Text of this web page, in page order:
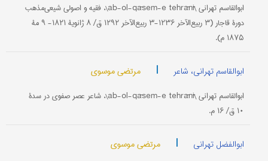
ابوالقاسم تهرانی \ab-ol-qāsem-e tehrānī\، فقیه و اصولی شیعی‌مذهب
دورۀ قاجار (۳ ربیع‌الآخر ۱۲۳۶-۳ ربیع‌الآخر ۱۲۹۲ ق/ ۸ ژانویۀ ۱۸۲۱- ۹ مۀ
۱۸۷۵ م).
ابوالقاسم تهرانی، شاعر | مرتضی موسوی
ابوالقاسم تهرانی \ab-ol-qāsem-e tehrānī\، شاعر عصر صفوی در سدۀ
۱۰ ق/ ۱۶ م.
ابوالفضل تهرانی | مرتضی موسوی